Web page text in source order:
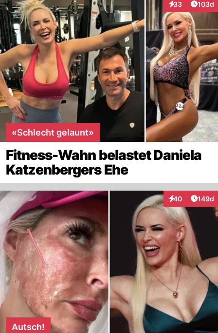
33
Interaktionen
103d
«Schlecht gelaunt»
Fitness-Wahn belastet Daniela
Katzenbergers Ehe
40
Interaktionen
149d
Autsch!